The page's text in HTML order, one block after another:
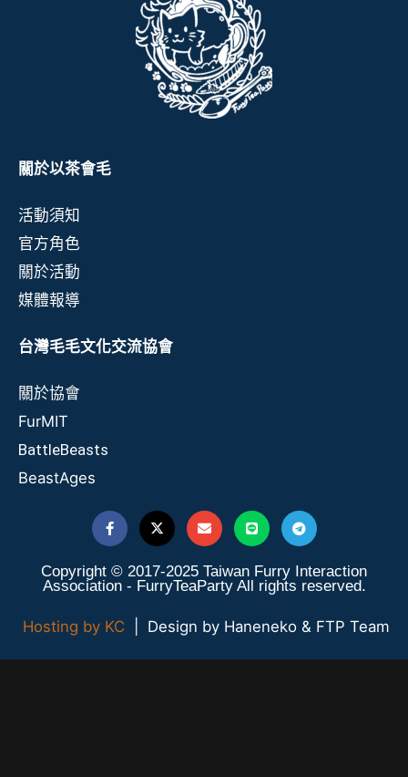
關於以茶會毛
活動須知
官方角色
關於活動
媒體報導
台灣毛毛文化交流協會
關於協會
FurMIT
BattleBeasts
BeastAges
Copyright © 2017-2025 Taiwan Furry Interaction
Association - FurryTeaParty All rights reserved.
Hosting by KC | Design by Haneneko & FTP Team